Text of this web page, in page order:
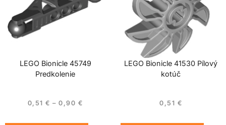
LEGO Bionicle 45749
Predkolenie
0,51€ – 0,90 €
LEGO Bionicle 41530 Pílový
kotúč
0,51 €